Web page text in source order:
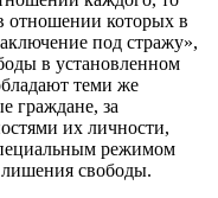
отношении которых в
под стражу»,
в установленном
теми же
граждане, за
их личности,
режимом
свободы.